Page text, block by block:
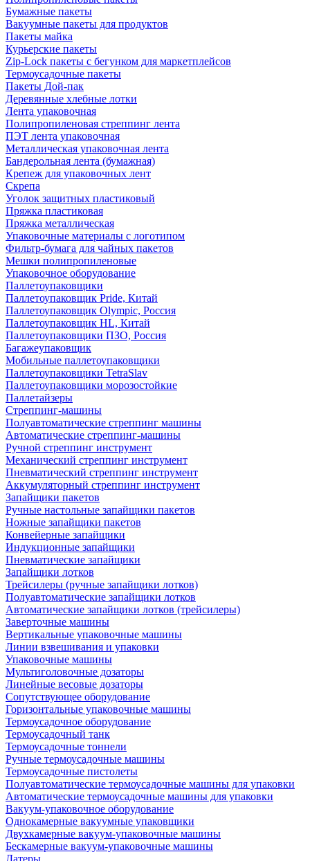
Бумажные пакеты
Вакуумные пакеты для продуктов
Пакеты майка
Курьерские пакеты
Zip-Lock пакеты с бегунком для маркетплейсов
Термоусадочные пакеты
Пакеты Дой-пак
Деревянные хлебные лотки
Лента упаковочная
Полипропиленовая стреппинг лента
ПЭТ лента упаковочная
Металлическая упаковочная лента
Бандерольная лента (бумажная)
Крепеж для упаковочных лент
Скрепа
Уголок защитных пластиковый
Пряжка пластиковая
Пряжка металлическая
Упаковочные материалы с логотипом
Фильтр-бумага для чайных пакетов
Мешки полипропиленовые
Упаковочное оборудование
Паллетоупаковщики
Паллетоупаковщик Pride, Китай
Паллетоупаковщик Olympic, Россия
Паллетоупаковщик HL, Китай
Паллетоупаковщики ПЗО, Россия
Багажеупаковщик
Мобильные паллетоупаковщики
Паллетоупаковщики TetraSlav
Паллетоупаковщики морозостойкие
Паллетайзеры
Стреппинг-машины
Полуавтоматические стреппинг машины
Автоматические стреппинг-машины
Ручной стреппинг инструмент
Механический стреппинг инструмент
Пневматический стреппинг инструмент
Аккумуляторный стреппинг инструмент
Запайщики пакетов
Ручные настольные запайщики пакетов
Ножные запайщики пакетов
Конвейерные запайщики
Индукционные запайщики
Пневматические запайщики
Запайщики лотков
Трейсилеры (ручные запайщики лотков)
Полуавтоматические запайщики лотков
Автоматические запайщики лотков (трейсилеры)
Заверточные машины
Вертикальные упаковочные машины
Линии взвешивания и упаковки
Упаковочные машины
Мультиголовочные дозаторы
Линейные весовые дозаторы
Сопутствующее оборудование
Горизонтальные упаковочные машины
Термоусадочное оборудование
Термоусадочный танк
Термоусадочные тоннели
Ручные термоусадочные машины
Термоусадочные пистолеты
Полуавтоматические термоусадочные машины для упаковки
Автоматические термоусадочные машины для упаковки
Вакуум-упаковочное оборудование
Однокамерные вакуумные упаковщики
Двухкамерные вакуум-упаковочные машины
Бескамерные вакуум-упаковочные машины
Датеры